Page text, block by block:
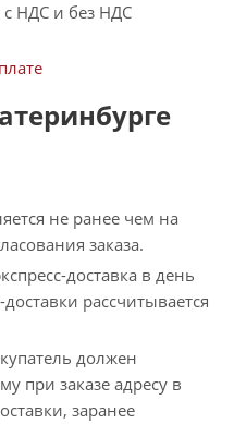
с НДС и без НДС
не ранее чем на
заказа.
доставка в день
рассчитывается
должен
при заказе адресу в
заранее